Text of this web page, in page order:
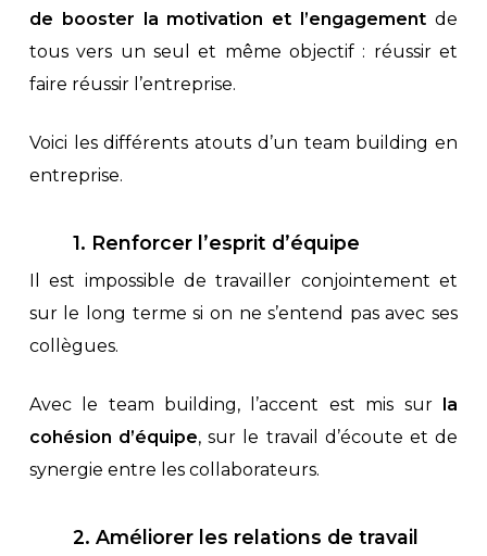
de booster la motivation et l’engagement de
tous vers un seul et même objectif : réussir et
faire réussir l’entreprise.
Voici les différents atouts d’un team building en
entreprise.
1. Renforcer l’esprit d’équipe
Il est impossible de travailler conjointement et
sur le long terme si on ne s’entend pas avec ses
collègues.
Avec le team building, l’accent est mis sur la
cohésion d’équipe, sur le travail d’écoute et de
synergie entre les collaborateurs.
2. Améliorer les relations de travail